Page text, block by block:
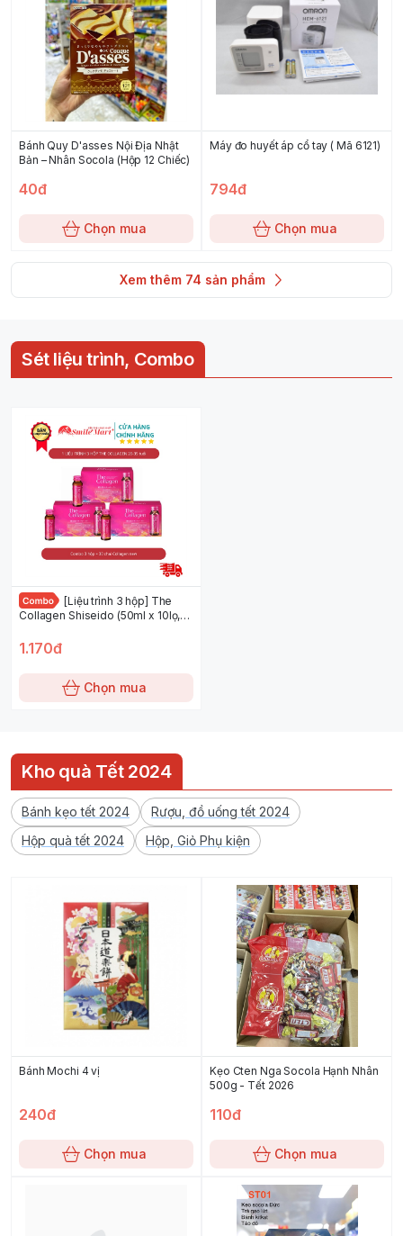
Bánh Quy D'asses Nội Địa Nhật
Bản – Nhân Socola (Hộp 12 Chiếc)
40đ
Chọn mua
Máy đo huyết áp cổ tay ( Mã 6121)
794đ
Chọn mua
Xem thêm 74 sản phẩm
Sét liệu trình, Combo
[Liệu trình 3 hộp] The
Collagen Shiseido (50ml x 10lọ,
1.170đ
Chọn mua
Kho quà Tết 2024
Bánh kẹo tết 2024
Rượu, đồ uống tết 2024
Hộp quà tết 2024
Hộp, Giỏ Phụ kiện
Bánh Mochi 4 vị
240đ
Chọn mua
Kẹo Cten Nga Socola Hạnh Nhân
500g - Tết 2026
110đ
Chọn mua